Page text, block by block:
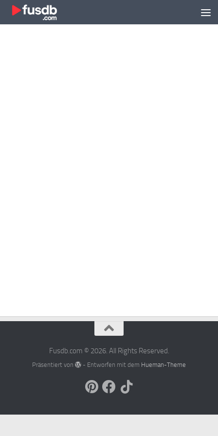
Zum Inhalt springen
Fusdb.com © 2026. All Rights Reserved.
Präsentiert von - Entworfen mit dem Hueman-Theme